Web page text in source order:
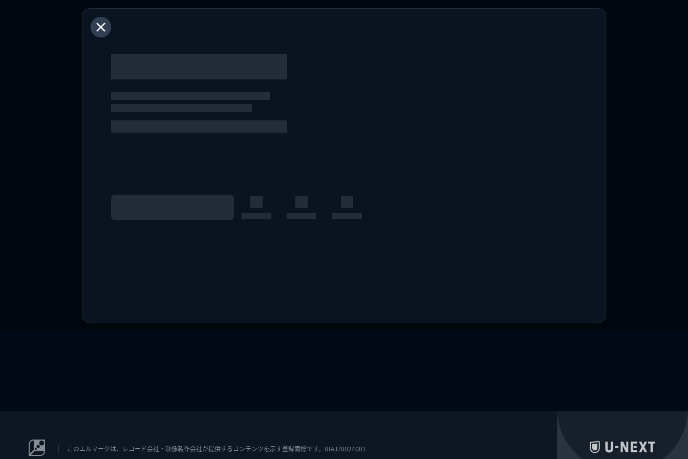
このエルマークは、レコード会社・映像製作会社が提供するコンテンツを示す登録商標です。RIAJ70024001